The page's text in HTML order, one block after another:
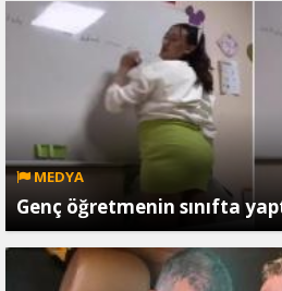
MEDYA
Genç öğretmenin sınıfta